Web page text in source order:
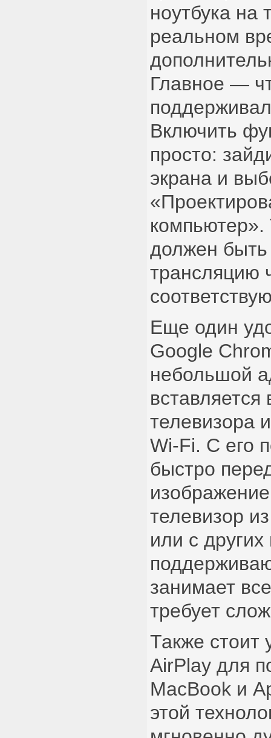
ноутбука на
реальном
Главное —
Включить
просто:
экрана и
компьютер».
должен быть
трансляцию
Еще один
Google
небольшой
вставляется
телевизора
Wi-Fi. С его
быстро
телевизор
или с
занимает
требует
Также стоит
AirPlay для
MacBook и
этой